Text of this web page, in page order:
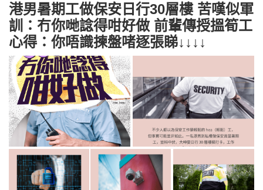
港男暑期工做保安日行30層樓 苦嘆似軍
訓：冇你哋諗得咁好做 前輩傳授搵筍工
心得：你唔識揀盤啫逐張睇↓↓↓↓